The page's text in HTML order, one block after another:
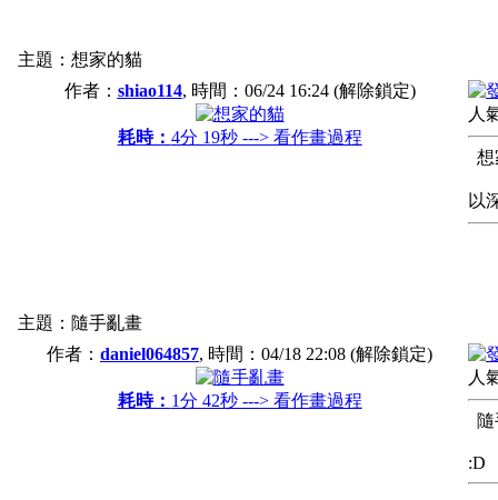
主題：想家的貓
作者： shiao114, 時間： 06/24 16:24(解除鎖定)
耗時： 4分 19秒 ---> 看作畫過程
人
想
以
主題：隨手亂畫
作者： daniel064857, 時間： 04/18 22:08 (解除鎖定)
耗時： 1分 42秒 ---> 看作畫過程
人
:D